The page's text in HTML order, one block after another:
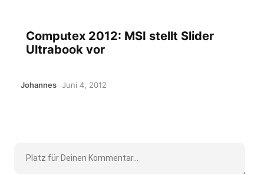
Computex 2012: MSI stellt Slider
Ultrabook vor
Johannes Juni 4, 2012